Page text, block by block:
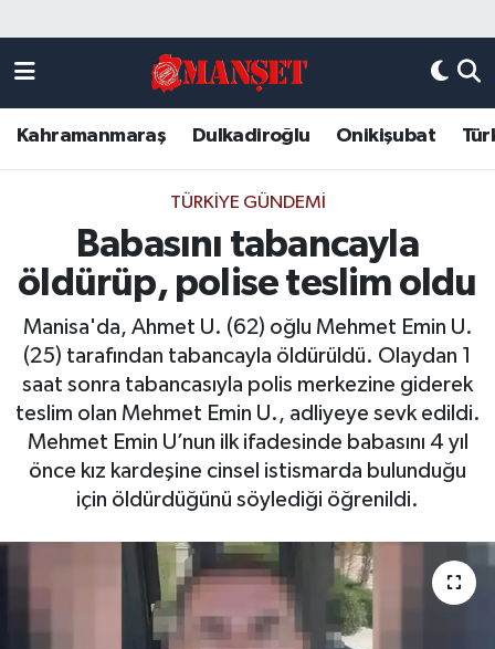
Kahramanmaraş Dulkadiroğlu Onikişubat
TÜRKIYE GÜNDEMI
Babasını tabancayla
öldürüp, polise teslim oldu
Manisa'da, Ahmet U. (62) oğlu Mehmet Emin U.
(25) tarafından tabancayla öldürüldü. Olaydan 1
saat sonra tabancasıyla polis merkezine giderek
teslim olan Mehmet Emin U., adliyeye sevk edildi.
Mehmet Emin U’nun ilk ifadesinde babasını 4 yıl
önce kız kardeşine cinsel istismarda bulunduğu
için öldürdüğünü söylediği öğrenildi.
DULKADİROĞLU
KAHRAMANMARAŞ
ONİKİŞUBAT
Künye
Kahramanmaraş Nöbetçi Eczaneler
Kahramanmaraş Hava Durumu
Kahramanmaraş Trafik Yoğunluk Haritası
Süper Lig Puan Durumu ve Fikstür
Son Dakika Haberleri
Haber Arşivi